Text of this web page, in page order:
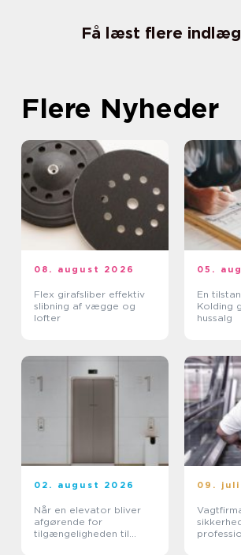
Få læst flere
Flere Nyheder
08. august 2026
Flex girafsliber effektiv
slibning af vægge og
lofter
05.
En
Kolding
hussalg
02. august 2026
Når en elevator bliver
afgørende for
tilgængeligheden til
09. juli